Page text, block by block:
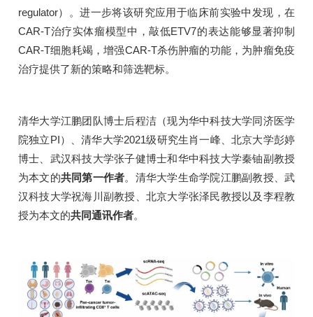
regulator）。进一步将该研究应用于临床前实验中发现，在
CAR-T治疗实体瘤模型中，敲低ETV7的表达能够显著抑制
CAR-T细胞耗竭，增强CAR-T杀伤肿瘤的功能，为肿瘤免疫
治疗提供了新的策略和筛选靶标。
清华大学江鹏团队博士后程洁（现为华中科技大学同济医学
院独立PI）、清华大学2021级研究生肖一峰、北京大学彭婷
博士、武汉科技大学张子健博士和华中科技大学秦铀副教授
为本文的共同第一作者。清华大学生命学院江鹏副教授、武
汉科技大学祝海川副教授、北京大学张泽民教授以及李程教
授为本文的共同通讯作者。